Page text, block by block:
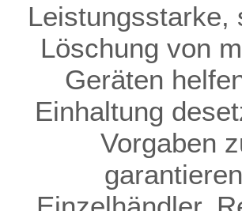
Leistungsstarke,
Löschung von
Geräten
Einhaltung
Vorgaben